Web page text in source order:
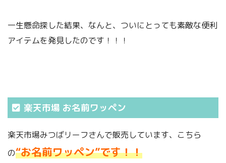
一生懸命探した結果、なんと、ついにとっても素敵な便利
アイテムを発見したのです！！！
楽天市場 お名前ワッペン
楽天市場みつばリーフさんで販売しています、こちら
の“お名前ワッペン”です！！